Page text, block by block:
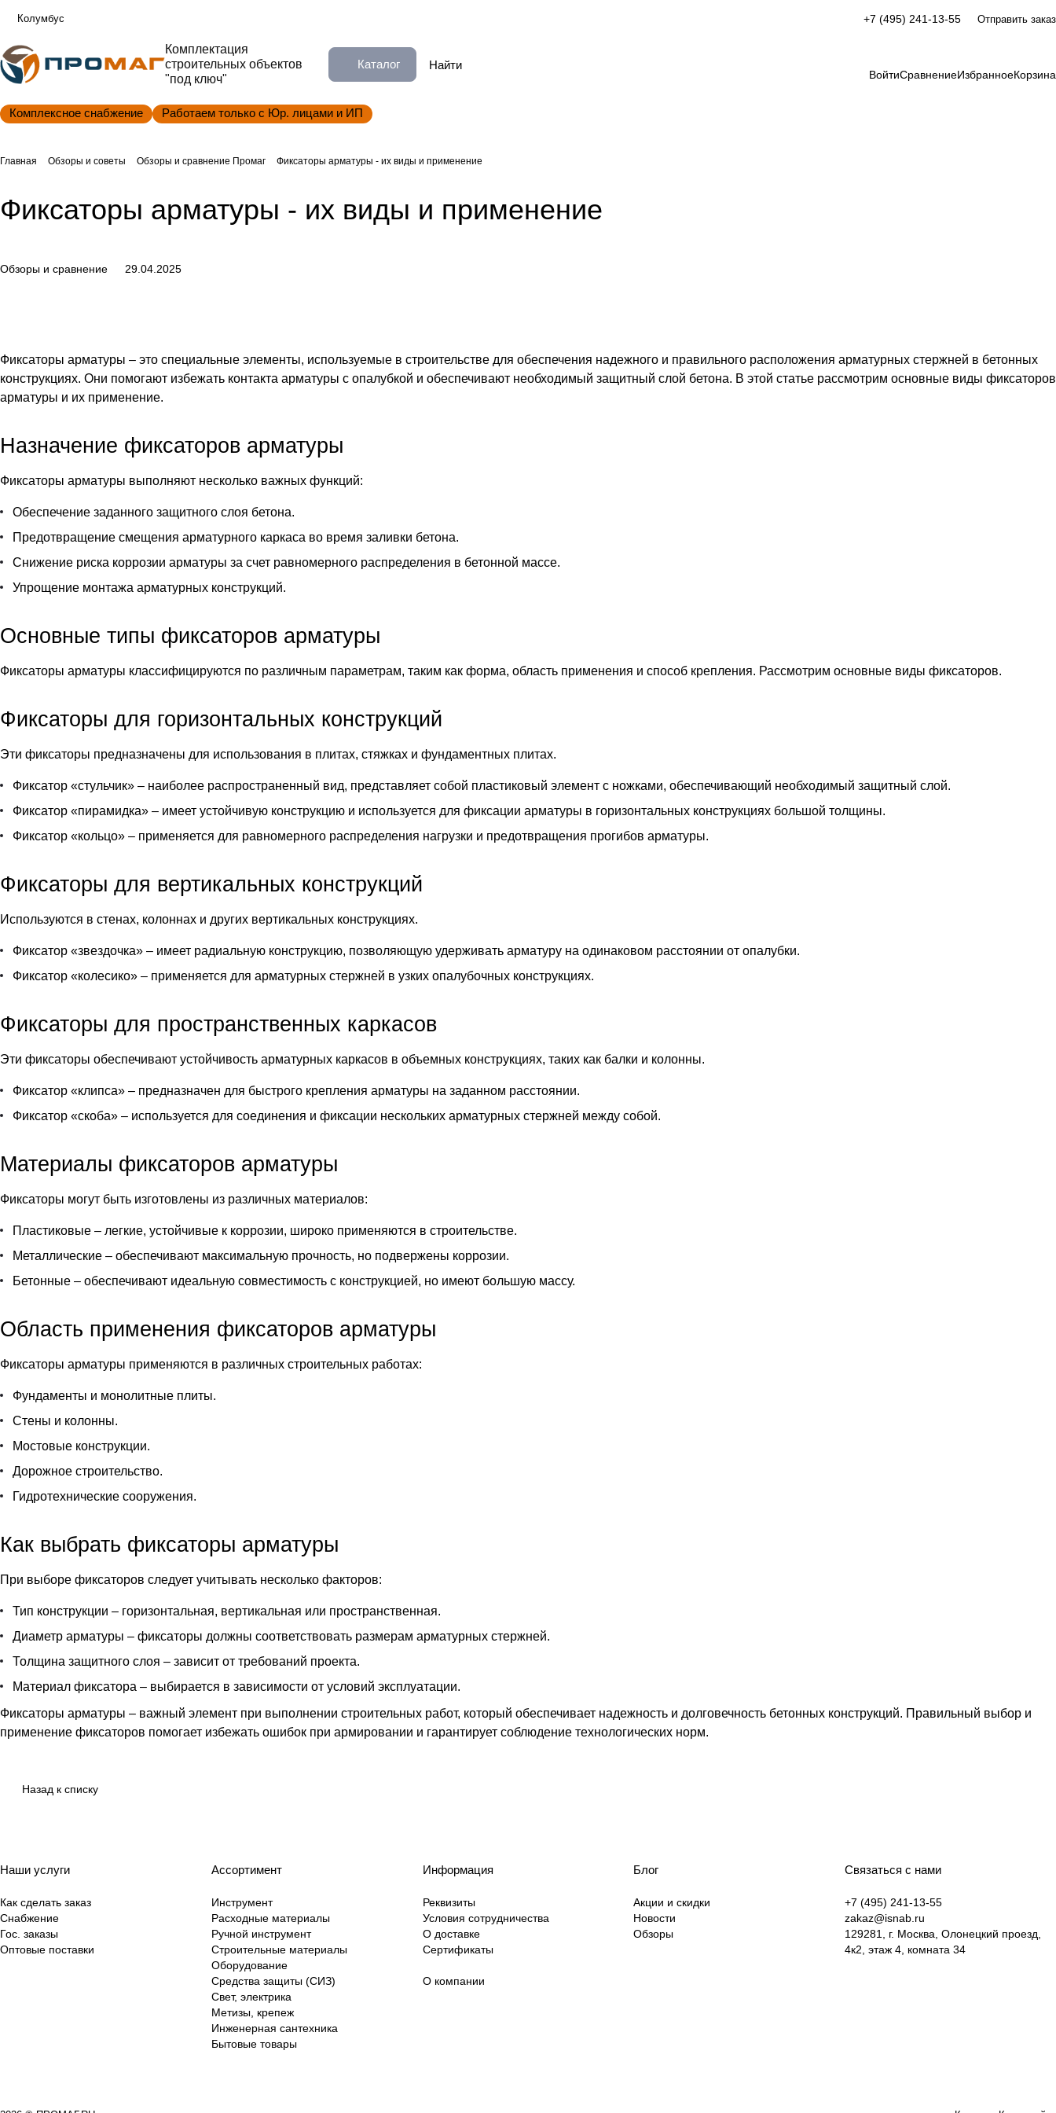
Колумбус +7 (495) 241-13-55 Отправить заказ
Комплектация
строительных объектов
"под ключ"
Каталог
ВойтиСравнениеИзбранноеКорзина
Комплексное снабжение Работаем только с Юр. лицами и ИП
Главная Обзоры и советы Обзоры и сравнение Промаг Фиксаторы арматуры - их виды и применение
Фиксаторы арматуры - их виды и применение
Обзоры и сравнение 29.04.2025
Фиксаторы арматуры – это специальные элементы, используемые в строительстве для обеспечения надежного и правильного расположения арматурных стержней в бетонных
конструкциях. Они помогают избежать контакта арматуры с опалубкой и обеспечивают необходимый защитный слой бетона. В этой статье рассмотрим основные виды фиксаторов
арматуры и их применение.
Назначение фиксаторов арматуры
Фиксаторы арматуры выполняют несколько важных функций:
Обеспечение заданного защитного слоя бетона.
Предотвращение смещения арматурного каркаса во время заливки бетона.
Снижение риска коррозии арматуры за счет равномерного распределения в бетонной массе.
Упрощение монтажа арматурных конструкций.
Основные типы фиксаторов арматуры
Фиксаторы арматуры классифицируются по различным параметрам, таким как форма, область применения и способ крепления. Рассмотрим основные виды фиксаторов.
Фиксаторы для горизонтальных конструкций
Эти фиксаторы предназначены для использования в плитах, стяжках и фундаментных плитах.
Фиксатор «стульчик» – наиболее распространенный вид, представляет собой пластиковый элемент с ножками, обеспечивающий необходимый защитный слой.
Фиксатор «пирамидка» – имеет устойчивую конструкцию и используется для фиксации арматуры в горизонтальных конструкциях большой толщины.
Фиксатор «кольцо» – применяется для равномерного распределения нагрузки и предотвращения прогибов арматуры.
Фиксаторы для вертикальных конструкций
Используются в стенах, колоннах и других вертикальных конструкциях.
Фиксатор «звездочка» – имеет радиальную конструкцию, позволяющую удерживать арматуру на одинаковом расстоянии от опалубки.
Фиксатор «колесико» – применяется для арматурных стержней в узких опалубочных конструкциях.
Фиксаторы для пространственных каркасов
Эти фиксаторы обеспечивают устойчивость арматурных каркасов в объемных конструкциях, таких как балки и колонны.
Фиксатор «клипса» – предназначен для быстрого крепления арматуры на заданном расстоянии.
Фиксатор «скоба» – используется для соединения и фиксации нескольких арматурных стержней между собой.
Материалы фиксаторов арматуры
Фиксаторы могут быть изготовлены из различных материалов:
Пластиковые – легкие, устойчивые к коррозии, широко применяются в строительстве.
Металлические – обеспечивают максимальную прочность, но подвержены коррозии.
Бетонные – обеспечивают идеальную совместимость с конструкцией, но имеют большую массу.
Область применения фиксаторов арматуры
Фиксаторы арматуры применяются в различных строительных работах:
Фундаменты и монолитные плиты.
Стены и колонны.
Мостовые конструкции.
Дорожное строительство.
Гидротехнические сооружения.
Как выбрать фиксаторы арматуры
При выборе фиксаторов следует учитывать несколько факторов:
Тип конструкции – горизонтальная, вертикальная или пространственная.
Диаметр арматуры – фиксаторы должны соответствовать размерам арматурных стержней.
Толщина защитного слоя – зависит от требований проекта.
Материал фиксатора – выбирается в зависимости от условий эксплуатации.
Фиксаторы арматуры – важный элемент при выполнении строительных работ, который обеспечивает надежность и долговечность бетонных конструкций. Правильный выбор и
применение фиксаторов помогает избежать ошибок при армировании и гарантирует соблюдение технологических норм.
Назад к списку
Наши услуги
Как сделать заказ
Снабжение
Гос. заказы
Оптовые поставки
Ассортимент
Инструмент
Расходные материалы
Ручной инструмент
Строительные материалы
Оборудование
Средства защиты (СИЗ)
Свет, электрика
Метизы, крепеж
Инженерная сантехника
Бытовые товары
Информация
Реквизиты
Условия сотрудничества
О доставке
Сертификаты
О компании
Блог
Акции и скидки
Новости
Обзоры
Связаться с нами
+7 (495) 241-13-55
zakaz@isnab.ru
129281, г. Москва, Олонецкий проезд,
4к2, этаж 4, комната 34